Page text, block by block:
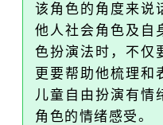
该角色的角度来说
他人社会角色及自
色扮演法时，不仅
更要帮助他梳理和
儿童自由扮演有情
角色的情绪感受。